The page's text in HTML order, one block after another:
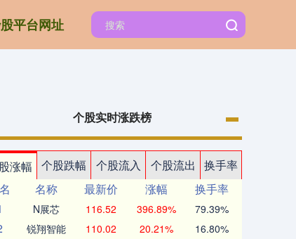
平台网址
个股实时涨跌榜
涨幅 个股跌幅 个股流入 个股流出
换手率
名称 最新价 涨幅
换手率
N展芯 116.52 396.89% 79.39%
锐翔智能 110.02 20.21% 16.80%